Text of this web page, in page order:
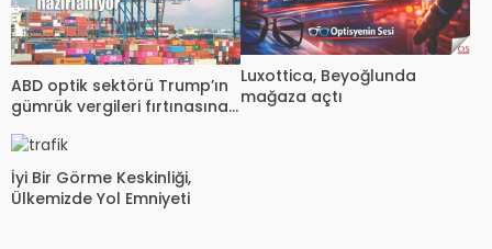
ABD optik sektörü Trump’ın
gümrük vergileri fırtınasına
Luxottica, Beyoğlunda
mağaza açtı
İyi Bir Görme Keskinliği,
Ülkemizde Yol Emniyeti